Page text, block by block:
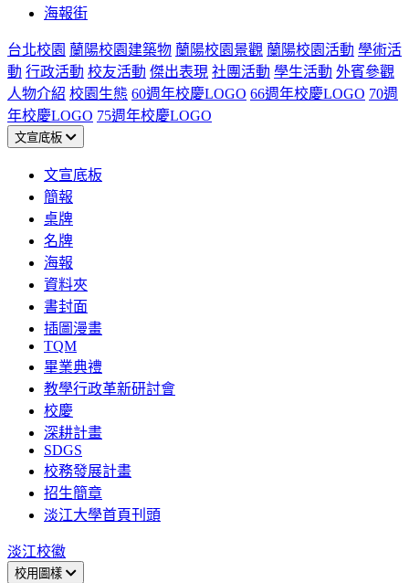
海報街
台北校園 蘭陽校園建築物 蘭陽校園景觀 蘭陽校園活動 學術活
動 行政活動 校友活動 傑出表現 社團活動 學生活動 外賓參觀
人物介紹 校園生態 60週年校慶LOGO 66週年校慶LOGO 70週
年校慶LOGO 75週年校慶LOGO
文宣底板
文宣底板
簡報
桌牌
名牌
海報
資料夾
書封面
插圖漫畫
TQM
畢業典禮
教學行政革新研討會
校慶
深耕計畫
SDGS
校務發展計畫
招生簡章
淡江大學首頁刊頭
淡江校徽
校用圖樣